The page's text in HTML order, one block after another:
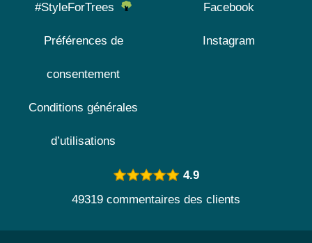
#StyleForTrees
Préférences de
consentement
Conditions générales
d’utilisations
Facebook
Instagram
4.9
49319 commentaires des clients